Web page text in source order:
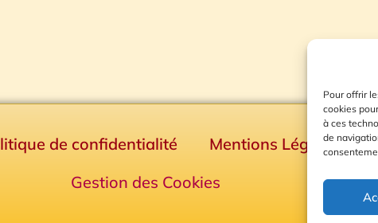
Pour offrir
cookies
à ces
de
de confidentialité Mentions Légales
Gestion des Cookies